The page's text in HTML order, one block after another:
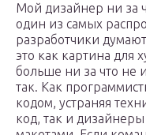
Мой дизайнер ни за
один из самых
разработчики
это как картина для
больше ни за что не
так. Как
кодом, устраняя
код, так и